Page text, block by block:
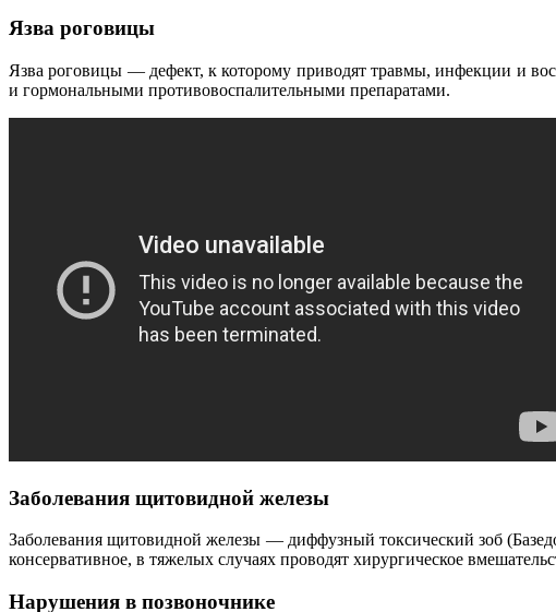
Язва роговицы
Язва роговицы — дефект, к которому приводят травмы, инфекции и
и гормональными противовоспалительными препаратами.
Заболевания щитовидной железы
Заболевания щитовидной железы — диффузный токсический зоб
консервативное, в тяжелых случаях проводят хирургическое
Нарушения в позвоночнике